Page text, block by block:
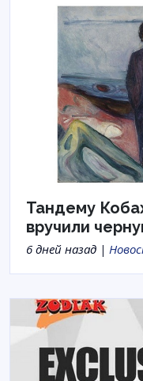
Тандему
вручили
6 дней назад |